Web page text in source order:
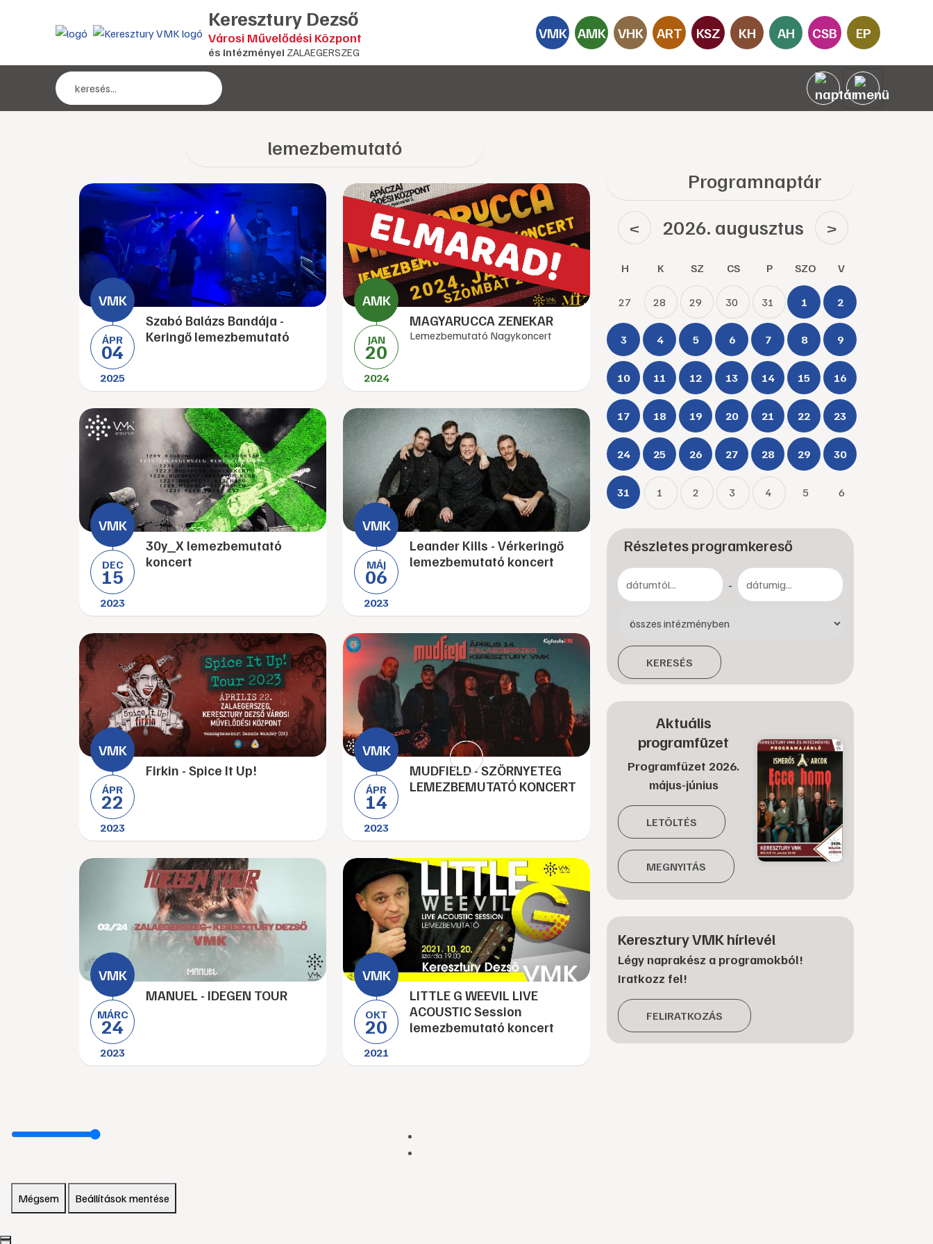
Keresztury Dezső
Városi Művelődési Központ
és intézményei ZALAEGERSZEG
VMK AMK VHK ART KSZ KH AH CSB EP
lemezbemutató
ÁPR
04
2025
Szabó Balázs Bandája -
Keringő lemezbemutató
JAN
20
2024
MAGYARUCCA ZENEKAR
Lemezbemutató Nagykoncert
DEC
15
2023
30y_X lemezbemutató
koncert
MÁJ
06
2023
Leander Kills - Vérkeringő
lemezbemutató koncert
ÁPR
22
2023
Firkin - Spice It Up!
ÁPR
14
2023
MUDFIELD - SZÖRNYETEG
LEMEZBEMUTATÓ KONCERT
MÁRC
24
2023
MANUEL - IDEGEN TOUR
OKT
20
2021
LITTLE G WEEVIL LIVE
ACOUSTIC Session
lemezbemutató koncert
Programnaptár
< 2026. augusztus >
H K SZ CS P SZO V
27 28 29 30 31 1 2
3 4 5 6 7 8 9
10 11 12 13 14 15 16
17 18 19 20 21 22 23
24 25 26 27 28 29 30
31 1 2 3 4 5 6
Részletes programkereső
-
KERESÉS
Aktuális
programfüzet
Programfüzet 2026.
május-június
LETÖLTÉS
MEGNYITÁS
Keresztury VMK hírlevél
Légy naprakész a programokból!
Iratkozz fel!
FELIRATKOZÁS
Mégsem Beállítások mentése